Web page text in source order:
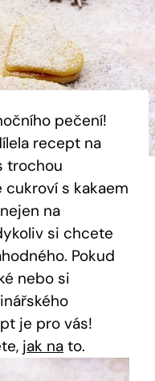
pečení!
recept na
trochou
‍s kakaem‍
na
si chcete
Pokud
nebo si
je​ pro‌ vás!
jak na to.